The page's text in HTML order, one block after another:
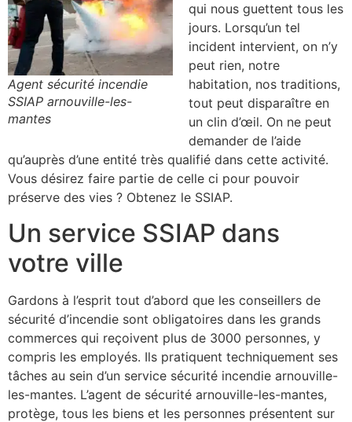
Agent sécurité incendie
SSIAP arnouville-les-
mantes
qui nous guettent tous les
jours. Lorsqu’un tel
incident intervient, on n’y
peut rien, notre
habitation, nos traditions,
tout peut disparaître en
un clin d’œil. On ne peut
demander de l’aide
qu’auprès d’une entité très qualifié dans cette activité.
Vous désirez faire partie de celle ci pour pouvoir
préserve des vies ? Obtenez le SSIAP.
Un service SSIAP dans
votre ville
Gardons à l’esprit tout d’abord que les conseillers de
sécurité d’incendie sont obligatoires dans les grands
commerces qui reçoivent plus de 3000 personnes, y
compris les employés. Ils pratiquent techniquement ses
tâches au sein d’un service sécurité incendie arnouville-
les-mantes. L’agent de sécurité arnouville-les-mantes,
protège, tous les biens et les personnes présentent sur